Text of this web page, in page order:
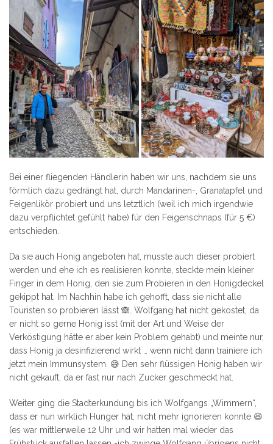
Bei einer fliegenden Händlerin haben wir uns, nachdem sie uns
förmlich dazu gedrängt hat, durch Mandarinen-, Granatapfel und
Feigenlikör probiert und uns letztlich (weil ich mich irgendwie
dazu verpflichtet gefühlt habe) für den Feigenschnaps (für 5 €)
entschieden.
Da sie auch Honig angeboten hat, musste auch dieser probiert
werden und ehe ich es realisieren konnte, steckte mein kleiner
Finger in dem Honig, den sie zum Probieren in den Honigdeckel
gekippt hat. Im Nachhin habe ich gehofft, dass sie nicht alle
Touristen so probieren lässt 🙈. Wolfgang hat nicht gekostet, da
er nicht so gerne Honig isst (mit der Art und Weise der
Verköstigung hätte er aber kein Problem gehabt) und meinte nur,
dass Honig ja desinfizierend wirkt … wenn nicht dann trainiere ich
jetzt mein Immunsystem. 😅 Den sehr flüssigen Honig haben wir
nicht gekauft, da er fast nur nach Zucker geschmeckt hat.
Weiter ging die Stadterkundung bis ich Wolfgangs „Wimmern“,
dass er nun wirklich Hunger hat, nicht mehr ignorieren konnte 😆
(es war mittlerweile 12 Uhr und wir hatten mal wieder das